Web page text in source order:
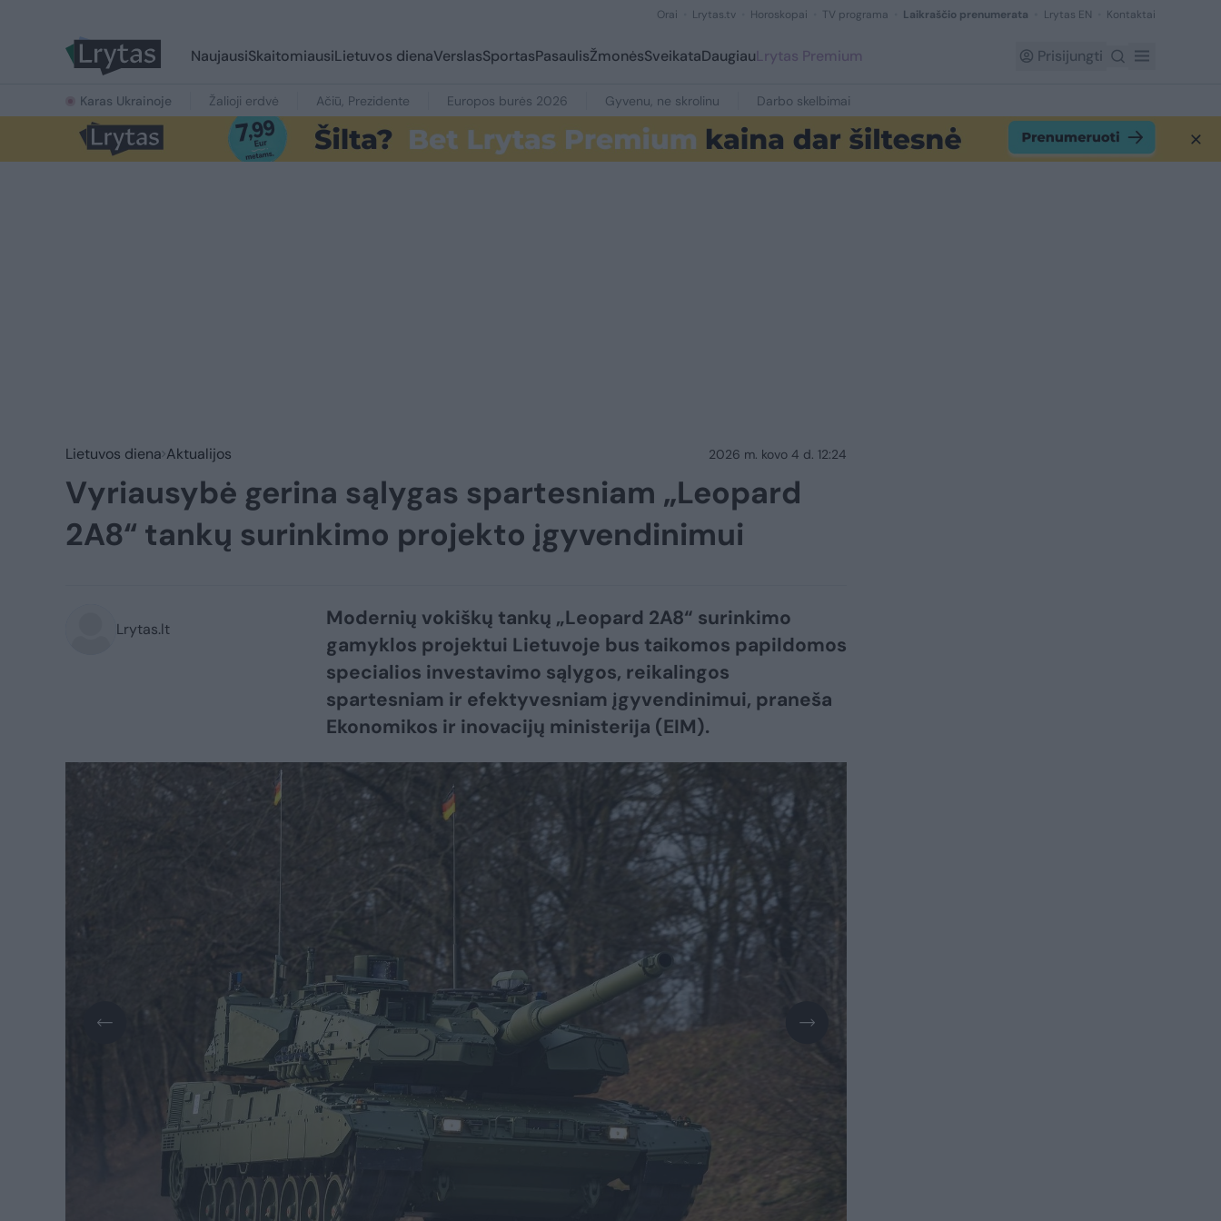
Orai Lrytas.tv Horoskopai TV programa Laikraščio prenumerata Lrytas EN Kontaktai
NaujausiSkaitomiausiLietuvos dienaVerslasSportasPasaulisŽmonėsSveikataDaugiauLrytas Premium Prisijungti
Karas Ukrainoje Žalioji erdvė Ačiū, Prezidente Europos burės 2026 Gyvenu, ne skrolinu Darbo skelbimai
Lietuvos diena Aktualijos 2026 m. kovo 4 d. 12:24
Vyriausybė gerina sąlygas spartesniam „Leopard
2A8“ tankų surinkimo projekto įgyvendinimui
Lrytas.lt
Modernių vokiškų tankų „Leopard 2A8“ surinkimo
gamyklos projektui Lietuvoje bus taikomos papildomos
specialios investavimo sąlygos, reikalingos
spartesniam ir efektyvesniam įgyvendinimui, praneša
Ekonomikos ir inovacijų ministerija (EIM).